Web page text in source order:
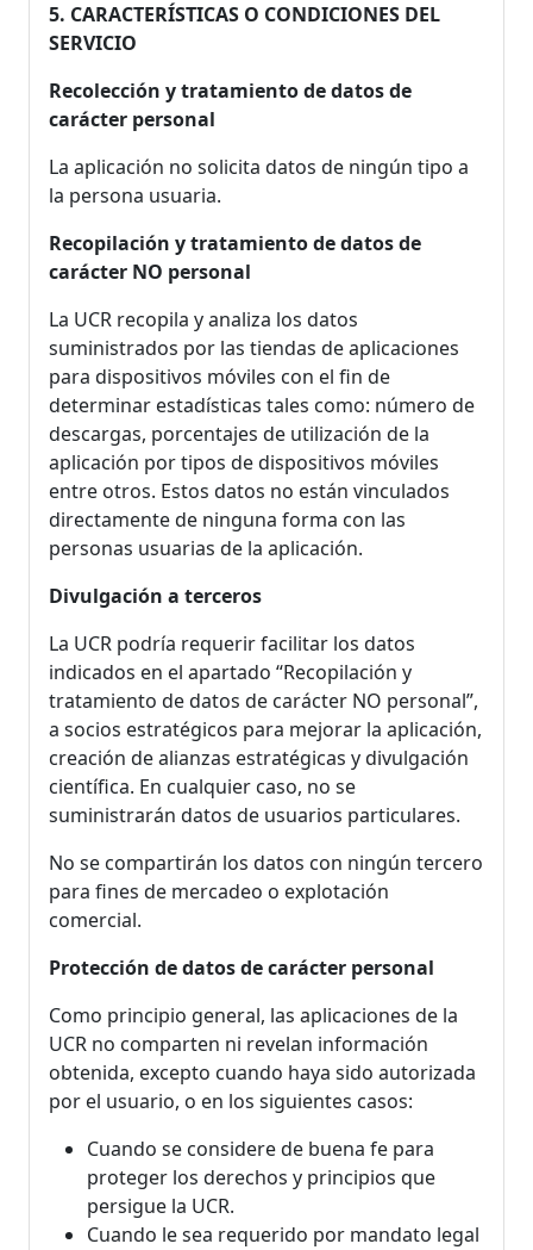
5. CARACTERÍSTICAS O CONDICIONES DEL
SERVICIO
Recolección y tratamiento de datos de
carácter personal
La aplicación no solicita datos de ningún tipo a
la persona usuaria.
Recopilación y tratamiento de datos de
carácter NO personal
La UCR recopila y analiza los datos
suministrados por las tiendas de aplicaciones
para dispositivos móviles con el fin de
determinar estadísticas tales como: número de
descargas, porcentajes de utilización de la
aplicación por tipos de dispositivos móviles
entre otros. Estos datos no están vinculados
directamente de ninguna forma con las
personas usuarias de la aplicación.
Divulgación a terceros
La UCR podría requerir facilitar los datos
indicados en el apartado “Recopilación y
tratamiento de datos de carácter NO personal”,
a socios estratégicos para mejorar la aplicación,
creación de alianzas estratégicas y divulgación
científica. En cualquier caso, no se
suministrarán datos de usuarios particulares.
No se compartirán los datos con ningún tercero
para fines de mercadeo o explotación
comercial.
Protección de datos de carácter personal
Como principio general, las aplicaciones de la
UCR no comparten ni revelan información
obtenida, excepto cuando haya sido autorizada
por el usuario, o en los siguientes casos:
Cuando se considere de buena fe para
proteger los derechos y principios que
persigue la UCR.
Cuando le sea requerido por mandato legal